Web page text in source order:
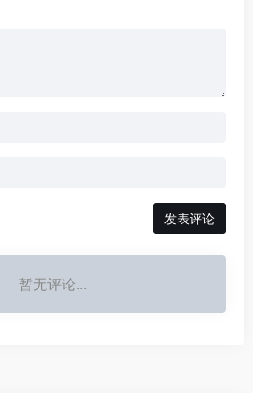
发表评论
暂无评论...